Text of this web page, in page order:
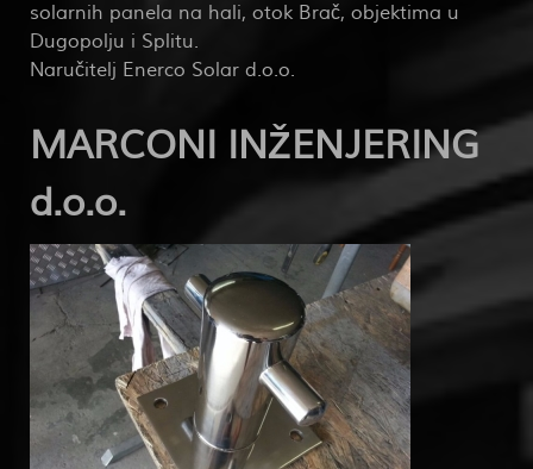
solarnih panela na hali, otok Brač, objektima u
Dugopolju i Splitu.
Naručitelj Enerco Solar d.o.o.
MARCONI INŽENJERING
d.o.o.